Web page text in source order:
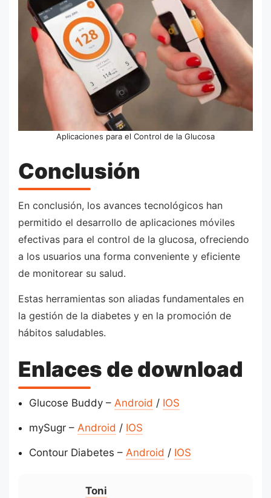
Aplicaciones para el Control de la Glucosa
Conclusión
En conclusión, los avances tecnológicos han
permitido el desarrollo de aplicaciones móviles
efectivas para el control de la glucosa, ofreciendo
a los usuarios una forma conveniente y eficiente
de monitorear su salud.
Estas herramientas son aliadas fundamentales en
la gestión de la diabetes y en la promoción de
hábitos saludables.
Enlaces de download
Glucose Buddy – Android / IOS
mySugr – Android / IOS
Contour Diabetes – Android / IOS
Toni